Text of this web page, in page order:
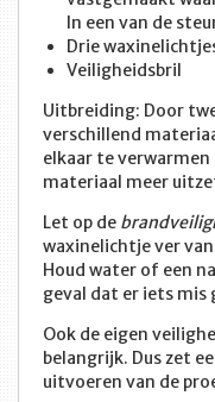
In een van de
Drie
Veiligheidsbril
Uitbreiding: Door
verschillend
elkaar te
materiaal meer
Let op de
waxinelichtje ver
Houd water of een
geval dat er iets mis
Ook de eigen
belangrijk. Dus zet
uitvoeren van de